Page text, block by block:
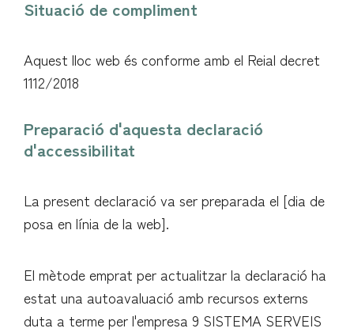
Situació de compliment
Aquest lloc web és conforme amb el Reial decret
1112/2018
Preparació d'aquesta declaració
d'accessibilitat
La present declaració va ser preparada el [dia de
posa en línia de la web].
El mètode emprat per actualitzar la declaració ha
estat una autoavaluació amb recursos externs
duta a terme per l'empresa 9 SISTEMA SERVEIS